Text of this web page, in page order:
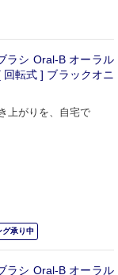
シ Oral-B オーラル
転式 ] ブラックオニ
上がりを、自宅で
グ承り中
シ Oral-B オーラル